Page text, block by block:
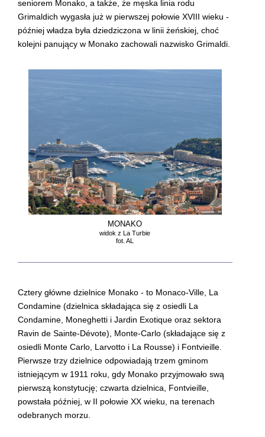
seniorem Monako, a także, że męska linia rodu
Grimaldich wygasła już w pierwszej połowie XVIII wieku -
później władza była dziedziczona w linii żeńskiej, choć
kolejni panujący w Monako zachowali nazwisko Grimaldi.
MONAKO
widok z La Turbie
fot. AL
Cztery główne dzielnice Monako - to Monaco-Ville, La
Condamine (dzielnica składająca się z osiedli La
Condamine, Moneghetti i Jardin Exotique oraz sektora
Ravin de Sainte-Dévote), Monte-Carlo (składające się z
osiedli Monte Carlo, Larvotto i La Rousse) i Fontvieille.
Pierwsze trzy dzielnice odpowiadają trzem gminom
istniejącym w 1911 roku, gdy Monako przyjmowało swą
pierwszą konstytucję; czwarta dzielnica, Fontvieille,
powstała później, w II połowie XX wieku, na terenach
odebranych morzu.